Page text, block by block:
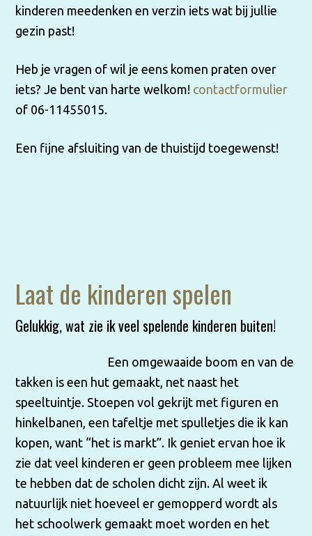
kinderen meedenken en verzin iets wat bij jullie
gezin past!
Heb je vragen of wil je eens komen praten over
iets? Je bent van harte welkom! contactformulier
of 06-11455015.
Een fijne afsluiting van de thuistijd toegewenst!
Laat de kinderen spelen
Gelukkig, wat zie ik veel spelende kinderen buiten!
Een omgewaaide boom en van de
takken is een hut gemaakt, net naast het
speeltuintje. Stoepen vol gekrijt met figuren en
hinkelbanen, een tafeltje met spulletjes die ik kan
kopen, want “het is markt”. Ik geniet ervan hoe ik
zie dat veel kinderen er geen probleem mee lijken
te hebben dat de scholen dicht zijn. Al weet ik
natuurlijk niet hoeveel er gemopperd wordt als
het schoolwerk gemaakt moet worden en het